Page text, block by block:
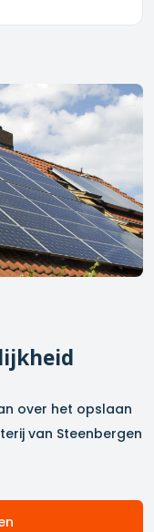
over het opslaan
van Steenbergen